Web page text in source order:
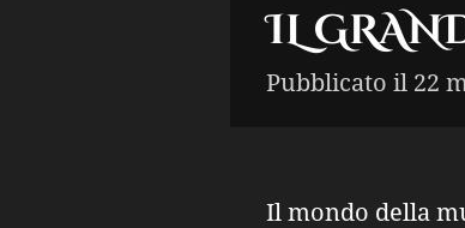
IL
Pubblicato il 22
Il mondo della